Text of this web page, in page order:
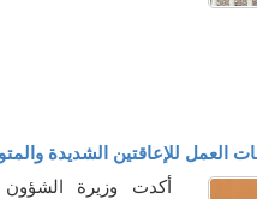
العمل للإعاقتين الشديدة
أكدت وزيرة الشؤون